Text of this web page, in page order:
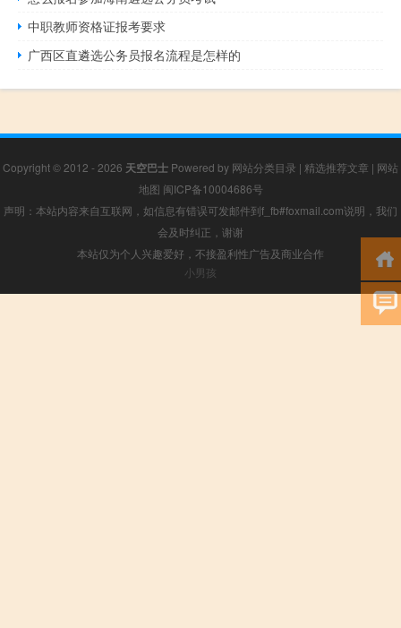
中职教师资格证报考要求
广西区直遴选公务员报名流程是怎样的
Copyright © 2012 - 2026 天空巴士 Powered by 网站分类目录 | 精选推荐文章 | 网站
地图 闽ICP备10004686号
声明：本站内容来自互联网，如信息有错误可发邮件到f_fb#foxmail.com说明，我们
会及时纠正，谢谢
本站仅为个人兴趣爱好，不接盈利性广告及商业合作
小男孩